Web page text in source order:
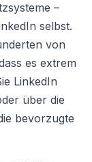
–
selbst.
von
es extrem
LinkedIn
über die
bevorzugte